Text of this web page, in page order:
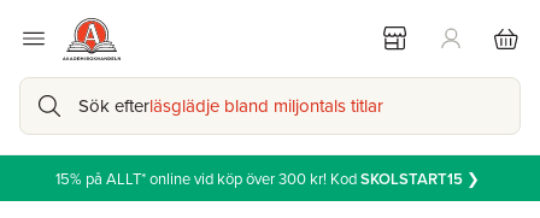
Sök efterläsglädje bland miljontals titlar
15% på ALLT* online vid köp över 300 kr! KodSKOLSTART15 ❯